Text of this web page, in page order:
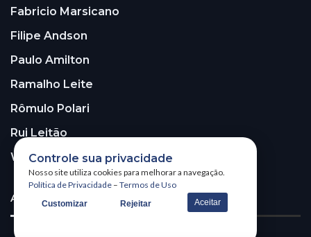
Fabricio Marsicano
Filipe Andson
Paulo Amilton
Ramalho Leite
Rômulo Polari
Rui Leitão
Walter Santos
ASSINE A NOSSA NEWSLETTER!
Controle sua privacidade
Nosso site utiliza cookies para melhorar a navegação.
Política de Privacidade – Termos de Uso
Customizar Rejeitar Aceitar